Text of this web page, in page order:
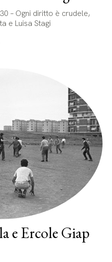
– Ogni diritto è crudele,
e Luisa Stagi
e Ercole Giap